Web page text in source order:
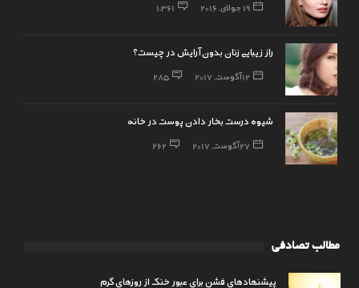
19 جولای, 2016 1,361
راز زیبایی زنان بدون آرایش در چیست؟
12 آگوست, 2017 285
شیوه درست بخار دادن پوست در خانه
27 آگوست, 2017 262
مطالب تصادفی
پیشنهادهای فشن برای عبور خنک از روزهای گرم